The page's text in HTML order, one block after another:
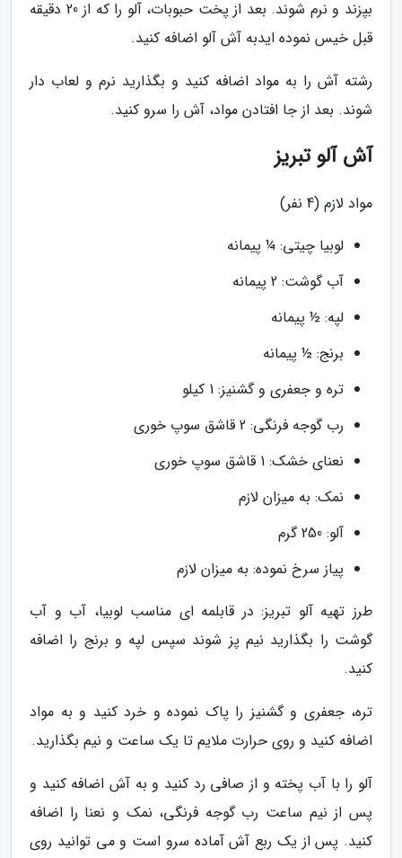
بپزند و نرم شوند. بعد از پخت حبوبات، آلو را که از 20 دقیقه
قبل خیس نموده ایدبه آش آلو اضافه کنید.
رشته آش را به مواد اضافه کنید و بگذارید نرم و لعاب دار
شوند. بعد از جا افتادن مواد، آش را سرو کنید.
آش آلو تبریز
مواد لازم (4 نفر)
لوبیا چیتی: ¼ پیمانه
آب گوشت: 2 پیمانه
لپه: ½ پیمانه
برنج: ½ پیمانه
تره و جعفری و گشنیز: 1 کیلو
رب گوجه فرنگی: 2 قاشق سوپ خوری
نعنای خشک: 1 قاشق سوپ خوری
نمک: به میزان لازم
آلو: 250 گرم
پیاز سرخ نموده: به میزان لازم
طرز تهیه آلو تبریز: در قابلمه ای مناسب لوبیا، آب و آب
گوشت را بگذارید نیم پز شوند سپس لپه و برنج را اضافه
کنید.
تره، جعفری و گشنیز را پاک نموده و خرد کنید و به مواد
اضافه کنید و روی حرارت ملایم تا یک ساعت و نیم بگذارید.
آلو را با آب پخته و از صافی رد کنید و به آش اضافه کنید و
پس از نیم ساعت رب گوجه فرنگی، نمک و نعنا را اضافه
کنید. پس از یک ربع آش آماده سرو است و می توانید روی